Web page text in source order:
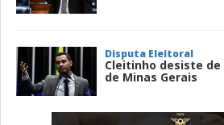
Disputa Eleitoral
Cleitinho desiste
de Minas Gerais